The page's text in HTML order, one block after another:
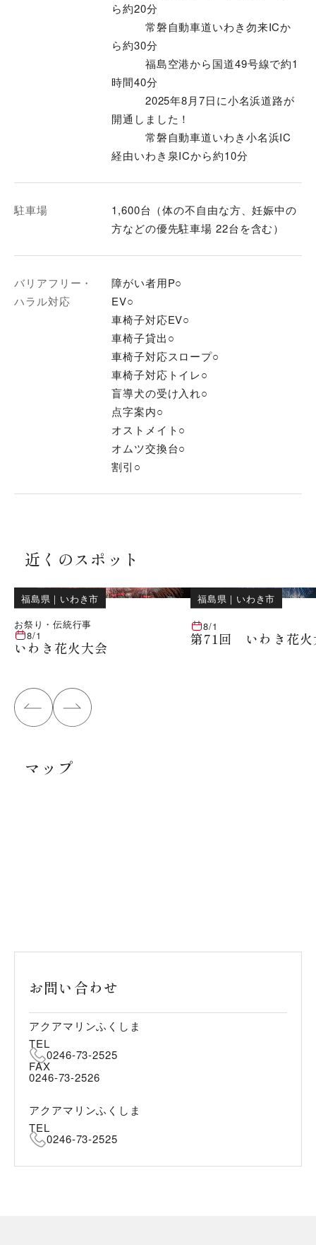
ら約20分
常磐自動車道いわき勿来ICか
ら約30分
福島空港から国道49号線で約1
時間40分
2025年8月7日に小名浜道路が
開通しました！
常磐自動車道いわき小名浜IC
経由いわき泉ICから約10分
駐車場
1,600台（体の不自由な方、妊娠中の
方などの優先駐車場 22台を含む）
バリアフリー・
ハラル対応
障がい者用P○
EV○
車椅子対応EV○
車椅子貸出○
車椅子対応スロープ○
車椅子対応トイレ○
盲導犬の受け入れ○
点字案内○
オストメイト○
オムツ交換台○
割引○
近くのスポット
福島県 ｜ いわき市
お祭り・伝統行事
8/1
いわき花火大会
福島県 ｜ いわき市
8/1
第71回 いわき花火
マップ
お問い合わせ
アクアマリンふくしま
TEL
0246-73-2525
FAX
0246-73-2526
アクアマリンふくしま
TEL
0246-73-2525